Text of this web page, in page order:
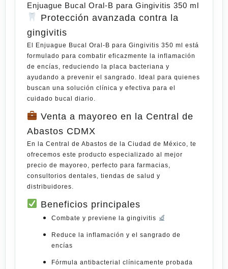
Enjuague Bucal Oral-B para Gingivitis 350 ml
Protección avanzada contra la
gingivitis
El Enjuague Bucal Oral-B para Gingivitis 350 ml está
formulado para combatir eficazmente la inflamación
de encías, reduciendo la placa bacteriana y
ayudando a prevenir el sangrado. Ideal para quienes
buscan una solución clínica y efectiva para el
cuidado bucal diario.
Venta a mayoreo en la Central de
Abastos CDMX
En la Central de Abastos de la Ciudad de México , te
ofrecemos este producto especializado al mejor
precio de mayoreo , perfecto para farmacias,
consultorios dentales, tiendas de salud y
distribuidores.
Beneficios principales
Combate y previene la gingivitis
Reduce la inflamación y el sangrado de
encías
Fórmula antibacterial clínicamente probada